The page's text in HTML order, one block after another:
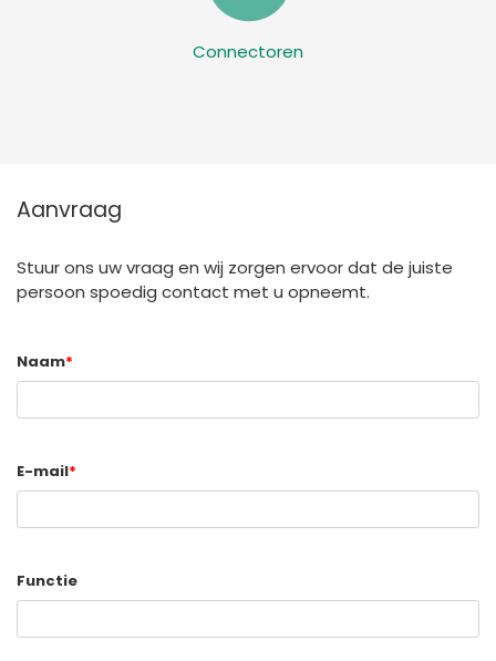
Connectoren
Aanvraag
Stuur ons uw vraag en wij zorgen ervoor dat de juiste
persoon spoedig contact met u opneemt.
Naam*
E-mail*
Functie